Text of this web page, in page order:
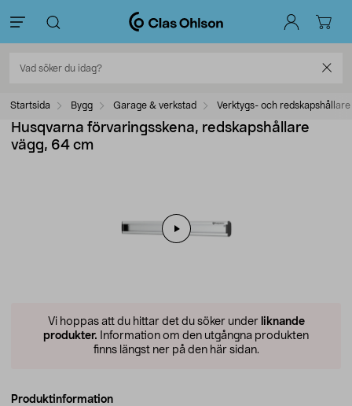
Startsida Bygg Garage & verkstad Verktygs- och redskapshållare
Husqvarna förvaringsskena, redskapshållare
vägg, 64 cm
Vi hoppas att du hittar det du söker under liknande
produkter. Information om den utgångna produkten
finns längst ner på den här sidan.
Produktinformation